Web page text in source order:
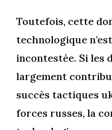
Toutefois, cette
technologique
incontestée. Si les
largement
succès tactiques
forces russes, la